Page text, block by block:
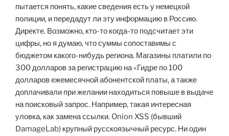
пытается понять, какие сведения есть у немецкой
полиции, и передадут ли эту информацию в Россию.
Директе. Возможно, кто-то когда-то подсчитает эти
цифры, но я думаю, что суммы сопоставимы с
бюджетом какого-нибудь региона. Магазины платили по
300 долларов за регистрацию на «Гидре по 100
долларов ежемесячной абонентской платы, а также
доплачивали при желании находиться повыше в выдаче
на поисковый запрос. Например, такая интересная
уловка, как замена ссылки. Onion XSS (бывший
DamageLab) крупный русскоязычный ресурс. Ни один